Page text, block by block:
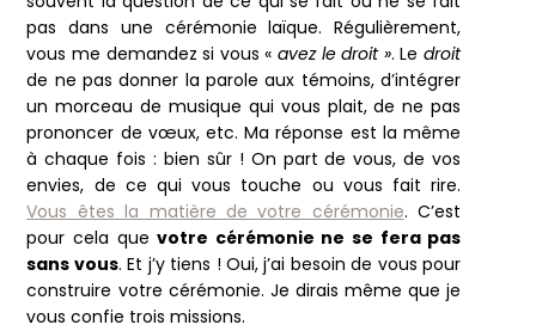
pas dans une cérémonie laïque. Régulièrement,
vous me demandez si vous «avez le droit ». Ledroit
de ne pas donner la parole aux témoins, d’intégrer
un morceau de musique qui vous plait, de ne pas
prononcer de vœux, etc. Ma réponse est la même
à chaque fois : bien sûr ! On part de vous, de vos
envies, de ce qui vous touche ou vous fait rire.
Vous êtes la matière de votre cérémonie. C’est
pour cela quevotre cérémonie ne se fera pas
sans vous. Et j’y tiens ! Oui, j’ai besoin de vous pour
construire votre cérémonie. Je dirais même que je
vous confie trois missions.